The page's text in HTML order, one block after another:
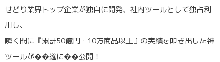
せどり業界トップ企業が独自に開発、社内ツールとして独占利
用し、
瞬く間に『累計50億円・10万商品以上』の実績を叩き出した神
ツールが��遂に��公開！